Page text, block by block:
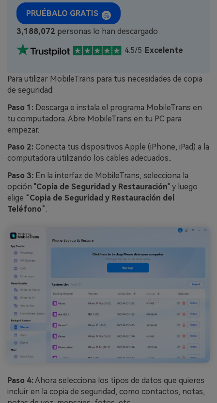
PRUÉBALO GRATIS
3,188,072 personas lo han descargado
4.5/5 Excelente
Para utilizar MobileTrans para tus necesidades de copia
de seguridad:
Paso 1: Descarga e instala el programa MobileTrans en
tu computadora. Abre MobileTrans en tu PC para
empezar.
Paso 2: Conecta tus dispositivos Apple (iPhone, iPad) a la
computadora utilizando los cables adecuados..
Paso 3: En la interfaz de MobileTrans, selecciona la
opción "Copia de Seguridad y Restauración" y luego
elige “Copia de Seguridad y Restauración del
Teléfono”.
Paso 4:Ahora selecciona los tipos de datos que quieres
incluir en la copia de seguridad, como contactos, notas,